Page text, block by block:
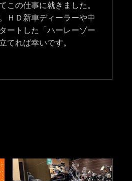
この仕事に就きました。
ＨＤ新車ディーラーや中
ートした「ハーレーゾー
てれば幸いです。